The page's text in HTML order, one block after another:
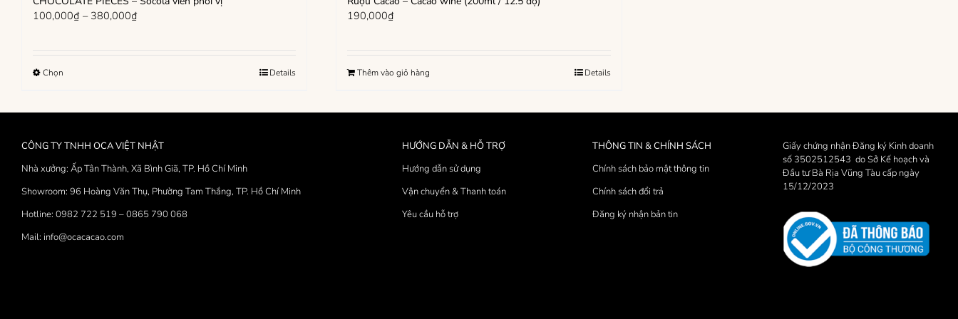
100,000₫ – 380,000₫Khoảng
100,000₫
Chọn
có
biến
thể.
Các
tùy
chọn
có
thể
Details
190,000₫
Thêm vào giỏ hàng Details
CÔNG TY TNHH OCA VIỆT NHẬT
Nhà xưởng: Ấp Tân Thành, Xã Bình Giã, TP. Hồ Chí Minh
Showroom: 96 Hoàng Văn Thụ, Phường Tam Thắng, TP. Hồ Chí Minh
Hotline: 0982 722 519 – 0865 790 068
Mail: info@ocacacao.com
HƯỚNG DẪN & HỖ TRỢ
Hướng dẫn sử dụng
Vận chuyển & Thanh toán
Yêu cầu hỗ trợ
THÔNG TIN & CHÍNH SÁCH
Chính sách bảo mật thông tin
Chính sách đổi trả
Đăng ký nhận bản tin
Giấy chứng nhận Đăng ký Kinh doanh
số 3502512543 do Sở Kế hoạch và
Đầu tư Bà Rịa Vũng Tàu cấp ngày
15/12/2023